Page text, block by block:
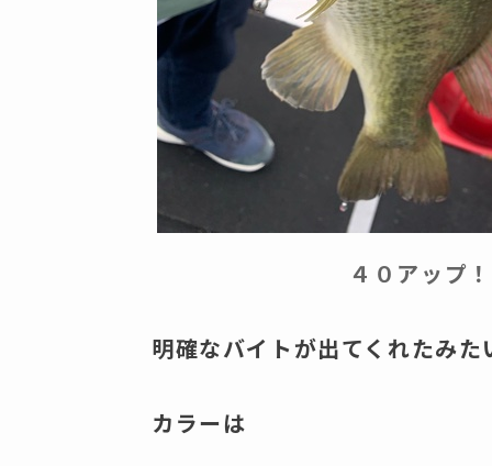
４０アップ！
明確なバイトが出てくれたみた
カラーは